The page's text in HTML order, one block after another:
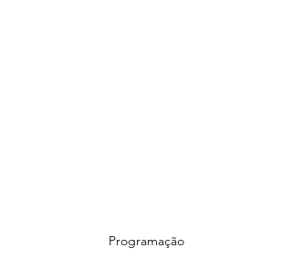
Programação